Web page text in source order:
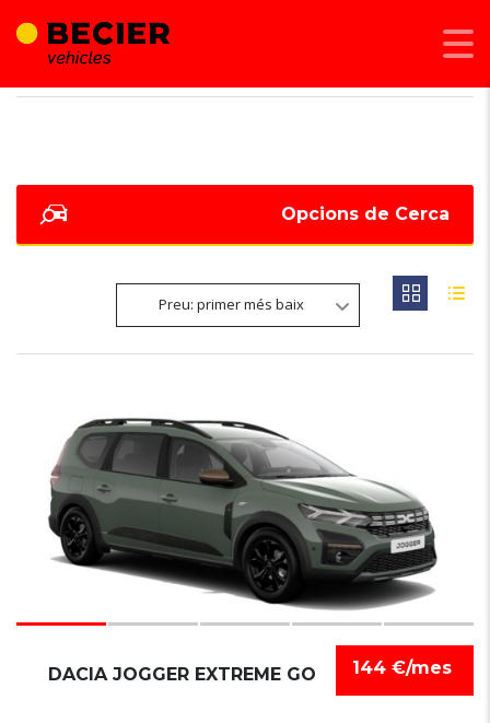
Opcions de Cerca
Preu: primer més baix
144 €/mes
DACIA JOGGER EXTREME GO